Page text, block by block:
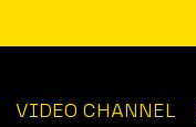
VIDEO CHANNEL